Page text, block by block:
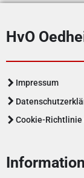
HvO
Impressum
Cookie-Richtlinie
Information